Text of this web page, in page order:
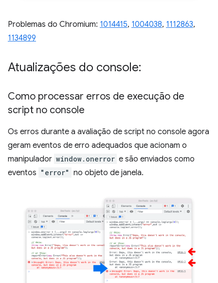
Problemas do Chromium: 1014415, 1004038, 1112863,
1134899
Atualizações do console:
Como processar erros de execução de
script no console
Os erros durante a avaliação de script no console agora
geram eventos de erro adequados que acionam o
manipulador window.onerror e são enviados como
eventos "error" no objeto de janela.